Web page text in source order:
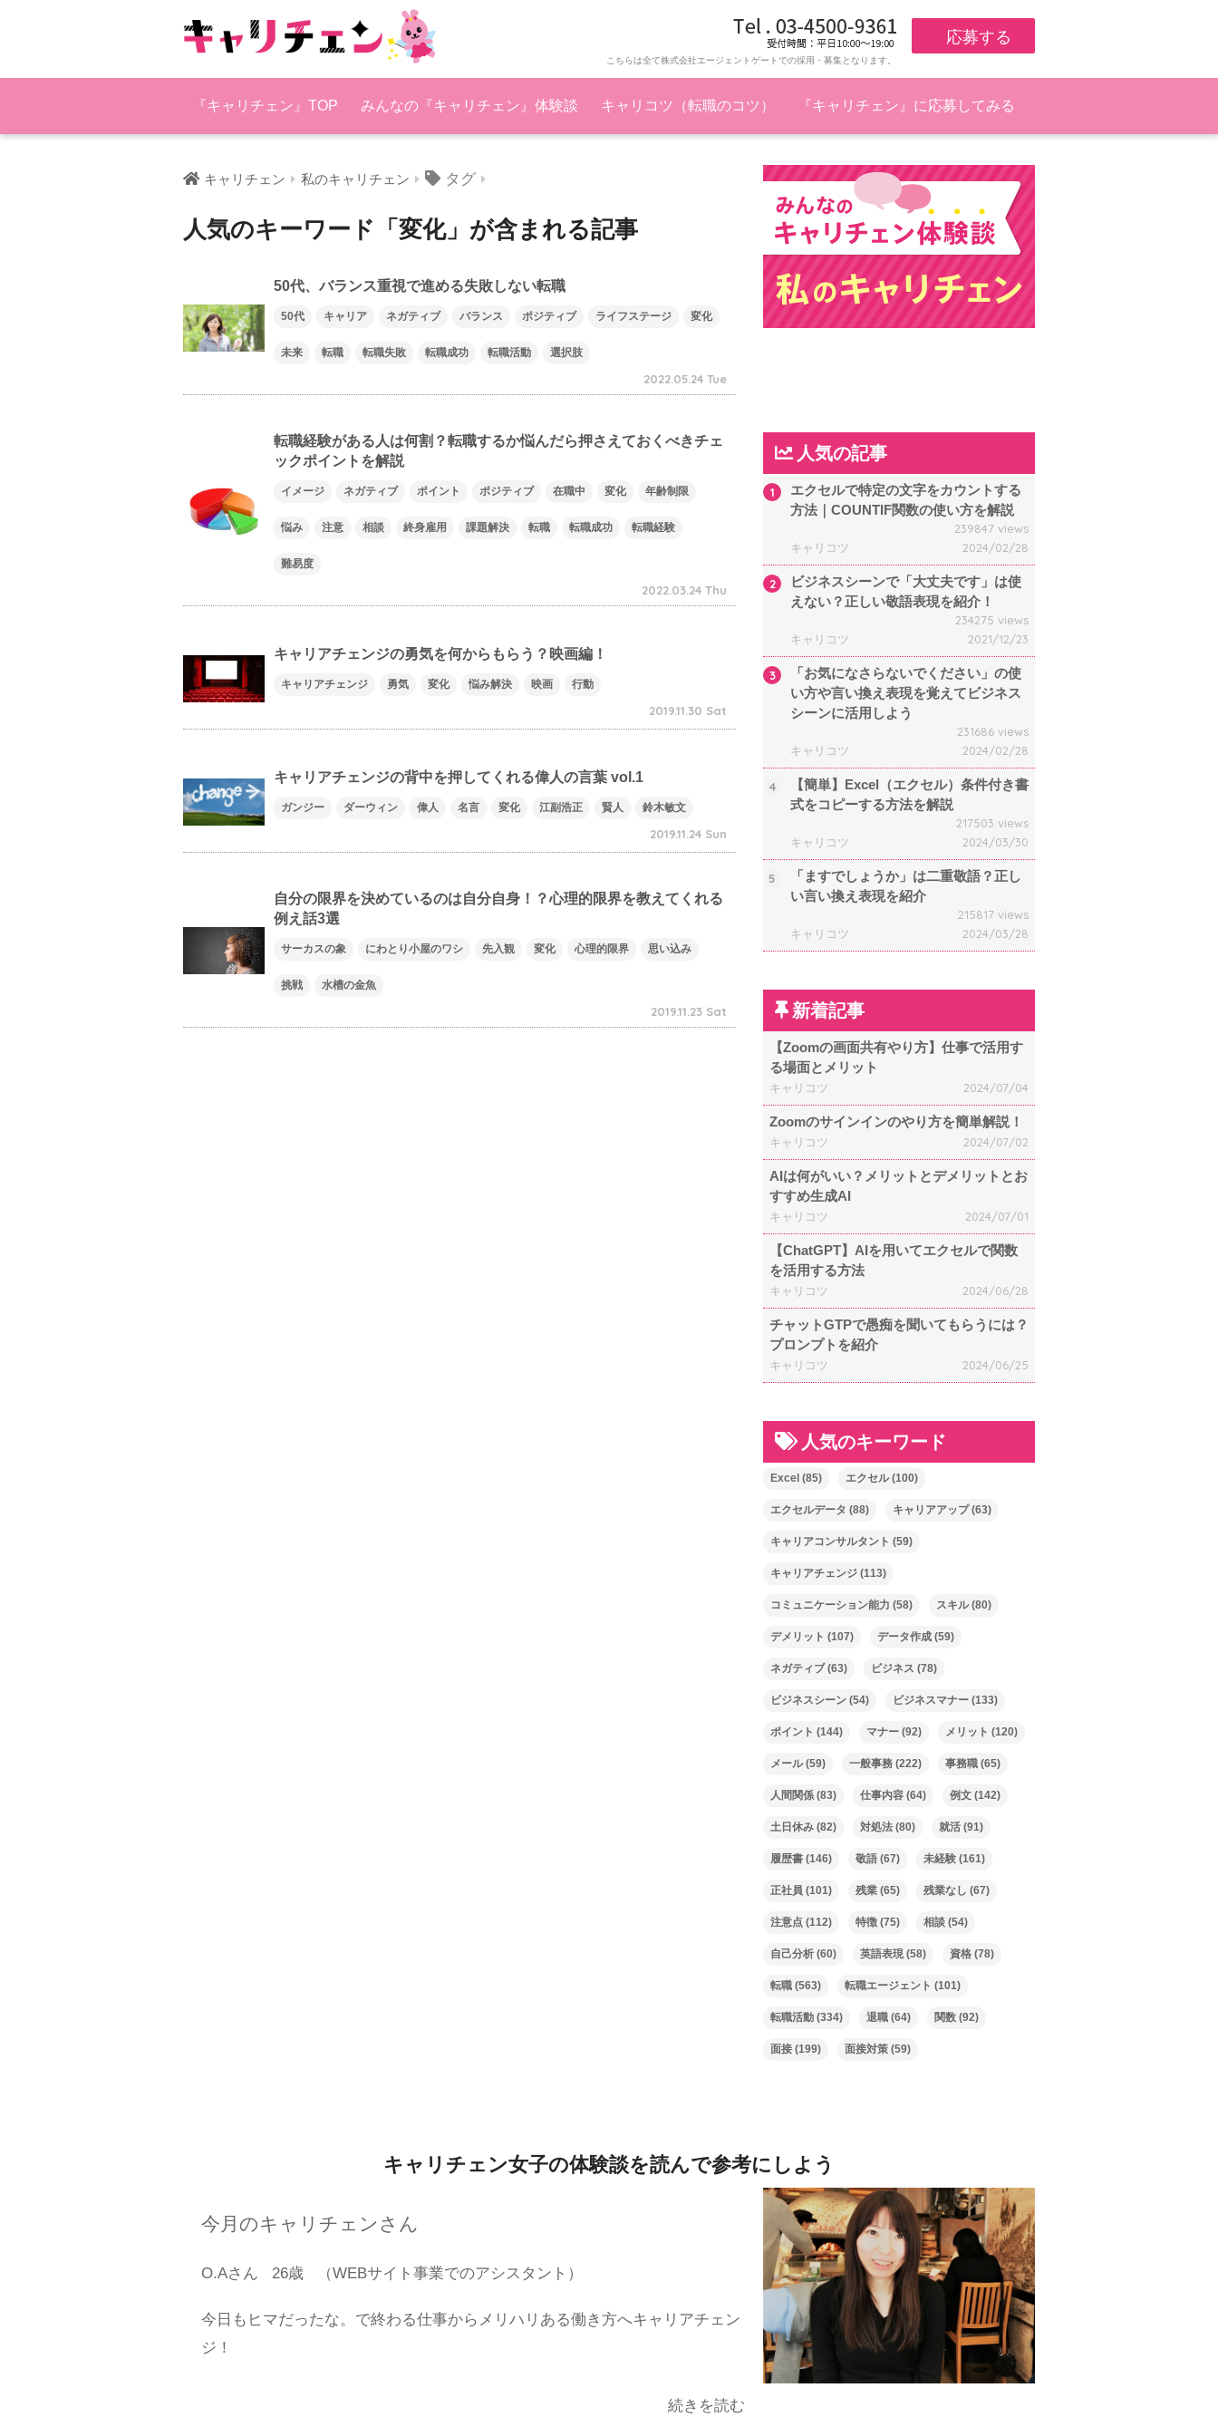
応募する
こちらは全て株式会社エージェントゲートでの採用・募集となります。
『キャリチェン』TOP みんなの『キャリチェン』体験談 キャリコツ（転職のコツ） 『キャリチェン』に応募してみる
キャリチェン 私のキャリチェン タグ
人気のキーワード「変化」が含まれる記事
50代、バランス重視で進める失敗しない転職
50代 キャリア ネガティブ バランス ポジティブ ライフステージ 変化
未来 転職 転職失敗 転職成功 転職活動 選択肢
2022.05.24 Tue
転職経験がある人は何割？転職するか悩んだら押さえておくべきチェ
ックポイントを解説
イメージ ネガティブ ポイント ポジティブ 在職中 変化 年齢制限
悩み 注意 相談 終身雇用 課題解決 転職 転職成功 転職経験
難易度
2022.03.24 Thu
キャリアチェンジの勇気を何からもらう？映画編！
キャリアチェンジ 勇気 変化 悩み解決 映画 行動
2019.11.30 Sat
キャリアチェンジの背中を押してくれる偉人の言葉 vol.1
ガンジー ダーウィン 偉人 名言 変化 江副浩正 賢人 鈴木敏文
2019.11.24 Sun
自分の限界を決めているのは自分自身！？心理的限界を教えてくれる
例え話3選
サーカスの象 にわとり小屋のワシ 先入観 変化 心理的限界 思い込み
挑戦 水槽の金魚
2019.11.23 Sat
人気の記事
1
エクセルで特定の文字をカウントする
方法｜COUNTIF関数の使い方を解説
239847 views
キャリコツ
2024/02/28
2
ビジネスシーンで「大丈夫です」は使
えない？正しい敬語表現を紹介！
234275 views
キャリコツ
2021/12/23
3
「お気になさらないでください」の使
い方や言い換え表現を覚えてビジネス
シーンに活用しよう
231686 views
キャリコツ
2024/02/28
4
【簡単】Excel（エクセル）条件付き書
式をコピーする方法を解説
217503 views
キャリコツ
2024/03/30
5
「ますでしょうか」は二重敬語？正し
い言い換え表現を紹介
215817 views
キャリコツ
2024/03/28
新着記事
【Zoomの画面共有やり方】仕事で活用す
る場面とメリット
キャリコツ 2024/07/04
Zoomのサインインのやり方を簡単解説！
キャリコツ 2024/07/02
AIは何がいい？メリットとデメリットとお
すすめ生成AI
キャリコツ 2024/07/01
【ChatGPT】AIを用いてエクセルで関数
を活用する方法
キャリコツ 2024/06/28
チャットGTPで愚痴を聞いてもらうには？
プロンプトを紹介
キャリコツ 2024/06/25
人気のキーワード
Excel (85) エクセル(100)
エクセルデータ (88) キャリアアップ(63)
キャリアコンサルタント (59)
キャリアチェンジ (113)
コミュニケーション能力 (58) スキル(80)
デメリット (107) データ作成 (59)
ネガティブ(63) ビジネス (78)
ビジネスシーン (54) ビジネスマナー (133)
ポイント (144) マナー (92) メリット (120)
メール(59) 一般事務 (222) 事務職 (65)
人間関係 (83) 仕事内容 (64) 例文 (142)
土日休み (82) 対処法 (80) 就活 (91)
履歴書 (146) 敬語 (67) 未経験 (161)
正社員 (101) 残業 (65) 残業なし (67)
注意点 (112) 特徴 (75) 相談 (54)
自己分析 (60) 英語表現(58) 資格 (78)
転職 (563) 転職エージェント (101)
転職活動 (334) 退職 (64) 関数 (92)
面接 (199) 面接対策 (59)
キャリチェン女子の体験談を読んで参考にしよう
今月のキャリチェンさん
O.Aさん 26歳 （WEBサイト事業でのアシスタント）
今日もヒマだったな。で終わる仕事からメリハリある働き方へキャリアチェン
ジ！
続きを読む